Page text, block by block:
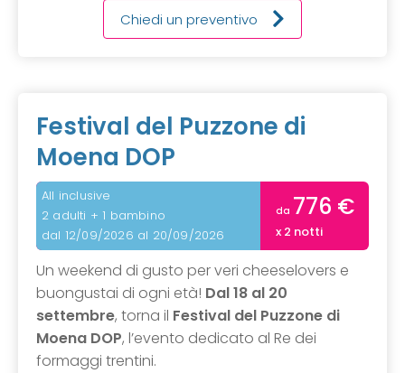
Chiedi un preventivo
Festival del Puzzone di
Moena DOP
All inclusive
2 adulti + 1 bambino
dal 12/09/2026 al 20/09/2026
da 776 €
x 2 notti
Un weekend di gusto per veri cheeselovers e
buongustai di ogni età! Dal 18 al 20
settembre, torna il Festival del Puzzone di
Moena DOP, l’evento dedicato al Re dei
formaggi trentini.